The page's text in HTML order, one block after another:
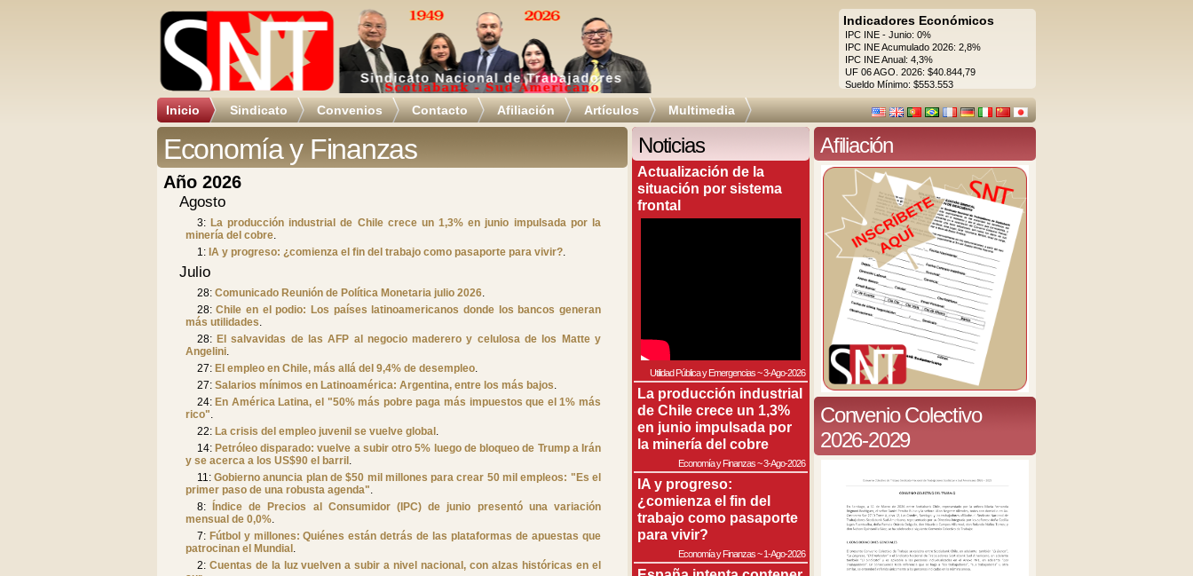
Indicadores Económicos
IPC INE - Junio: 0%
IPC INE Acumulado 2026: 2,8%
IPC INE Anual: 4,3%
UF 06 AGO. 2026: $40.844,79
Sueldo Mínimo: $553.553
Inicio Sindicato Convenios Contacto Afiliación Artículos Multimedia
Economía y Finanzas
Año 2026
Agosto
3: La producción industrial de Chile crece un 1,3% en junio impulsada por la
minería del cobre.
1: IA y progreso: ¿comienza el fin del trabajo como pasaporte para vivir?.
Julio
28: Comunicado Reunión de Política Monetaria julio 2026.
28:Chile en el podio: Los países latinoamericanos donde los bancos generan
más utilidades.
28: El salvavidas de las AFP al negocio maderero y celulosa de los Matte y
Angelini.
27: El empleo en Chile, más allá del 9,4% de desempleo.
27: Salarios mínimos en Latinoamérica: Argentina, entre los más bajos.
24: En América Latina, el "50% más pobre paga más impuestos que el 1% más
rico".
22: La crisis del empleo juvenil se vuelve global .
14: Petróleo disparado: vuelve a subir otro 5% luego de bloqueo de Trump a Irán
y se acerca a los US$90 el barril .
11: Gobierno anuncia plan de $50 mil millones para crear 50 mil empleos: "Es el
primer paso de una robusta agenda".
8:
Índice de Precios al Consumidor (IPC) de junio presentó una variación
mensual de 0,0%.
7: Fútbol y millones: Quiénes están detrás de las plataformas de apuestas que
patrocinan el Mundial .
2: Cuentas de la luz vuelven a subir a nivel nacional, con alzas históricas en el
Noticias
Actualización de la
situación por sistema
frontal
Utilidad Pública y Emergencias~3-Ago-2026
La producción industrial
de Chile crece un 1,3%
en junio impulsada por
la minería del cobre
Economía y Finanzas~3-Ago-2026
IA y progreso:
¿comienza el fin del
trabajo como pasaporte
para vivir?
Economía y Finanzas~1-Ago-2026
Afiliación
Convenio Colectivo
2026-2029